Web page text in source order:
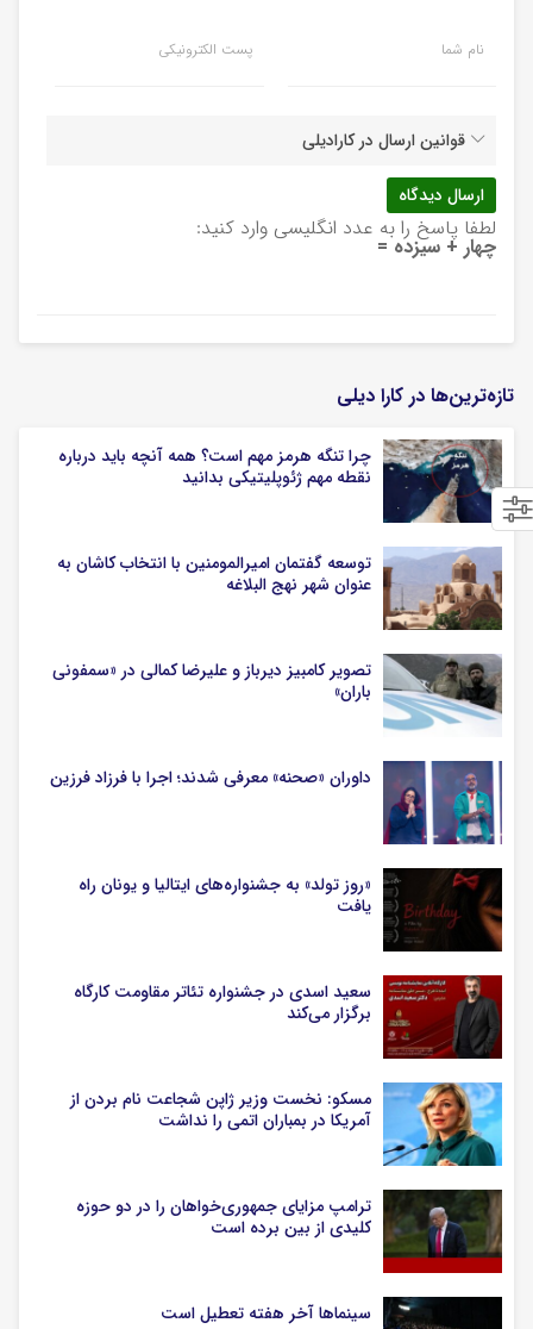
نام شما پست الکترونیکی
قوانین ارسال در کارادیلی
لطفا پاسخ را به عدد انگلیسی وارد کنید:
چهار + سیزده =
تازه‌ترین‌ها در کارا دیلی
چرا تنگه هرمز مهم است؟ همه آنچه باید درباره
نقطه مهم ژئوپلیتیکی بدانید
توسعه گفتمان امیرالمومنین با انتخاب کاشان به
عنوان شهر نهج البلاغه
تصویر کامبیز دیرباز و علیرضا کمالی در «سمفونی
باران»
داوران «صحنه» معرفی شدند؛ اجرا با فرزاد فرزین
«روز تولد» به جشنواره‌های ایتالیا و یونان راه
یافت
سعید اسدی در جشنواره تئاتر مقاومت کارگاه
برگزار می‌کند
مسکو: نخست وزیر ژاپن شجاعت نام بردن از
آمریکا در بمباران اتمی را نداشت
ترامپ مزایای جمهوری‌خواهان را در دو حوزه
کلیدی از بین برده است
سینماها آخر هفته تعطیل است